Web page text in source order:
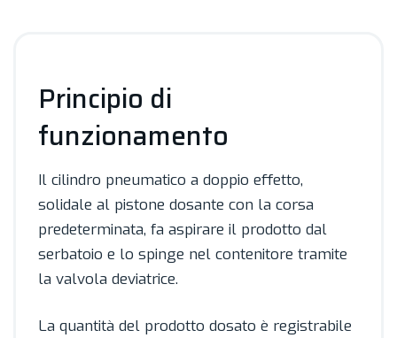
Principio di
funzionamento
Il cilindro pneumatico a doppio effetto,
solidale al pistone dosante con la corsa
predeterminata, fa aspirare il prodotto dal
serbatoio e lo spinge nel contenitore tramite
la valvola deviatrice.
La quantità del prodotto dosato è registrabile